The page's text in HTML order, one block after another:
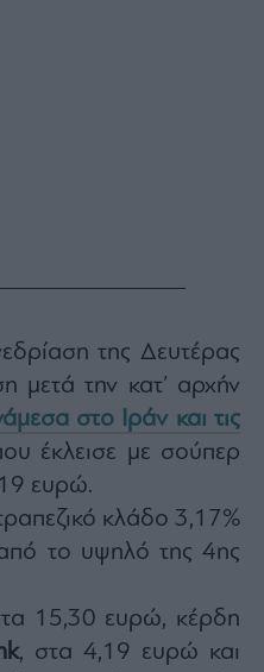
της Δευτέρας
μετά την κατ’ αρχήν
στο Ιράν και τις
έκλεισε με σούπερ
ευρώ.
κλάδο 3,17%
το υψηλό της 4ης
15,30 ευρώ, κέρδη
, στα 4,19 ευρώ και